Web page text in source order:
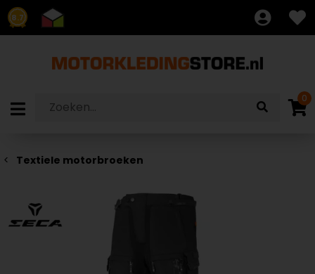
8.7
0
Textiele motorbroeken